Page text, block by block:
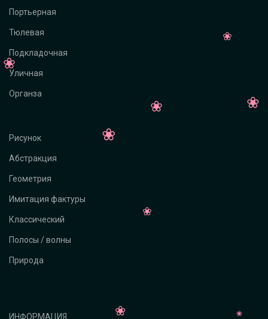
Портьерная
Тюлевая
Подкладочная
Уличная
Органза
Рисунок
Абстракция
Геометрия
Имитация фактуры
Классический
Полосы / волны
Природа
ИНФОРМАЦИЯ